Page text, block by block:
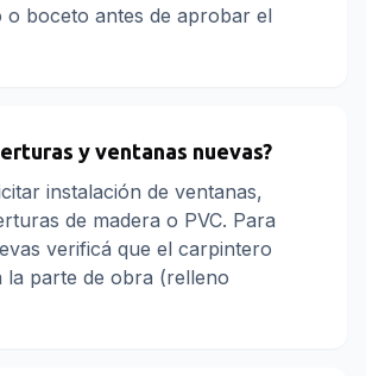
o boceto antes de aprobar el
y ventanas nuevas?
instalación de ventanas,
de madera o PVC. Para
verificá que el carpintero
la parte de obra (relleno